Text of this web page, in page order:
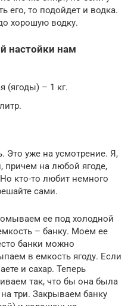
его, то подойдет и водка.
хорошую водку.
настойки нам
(ягоды) – 1 кг.
Это уже на усмотрение. Я,
причем на любой ягоде,
кто-то любит немного
сами.
ее под холодной
– банку. Моем ее
банки можно
в емкость ягоду. Если
и сахар. Теперь
так, что бы она была
три. Закрываем банку